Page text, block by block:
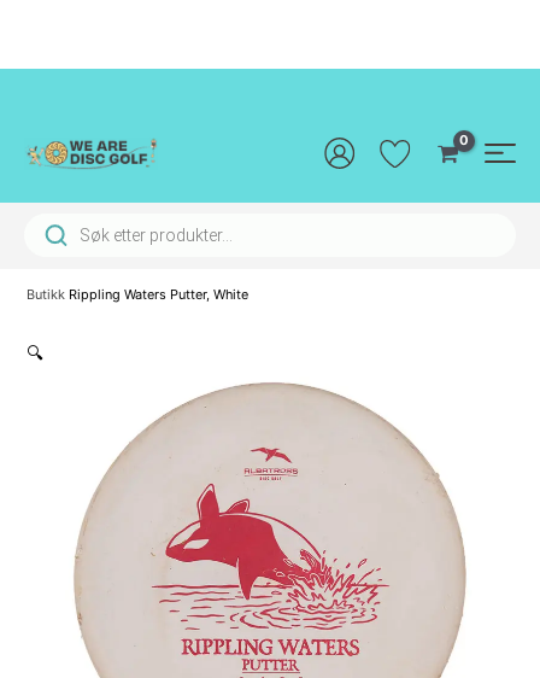
innholdet
Products search
Butikk Rippling Waters Putter, White
🔍